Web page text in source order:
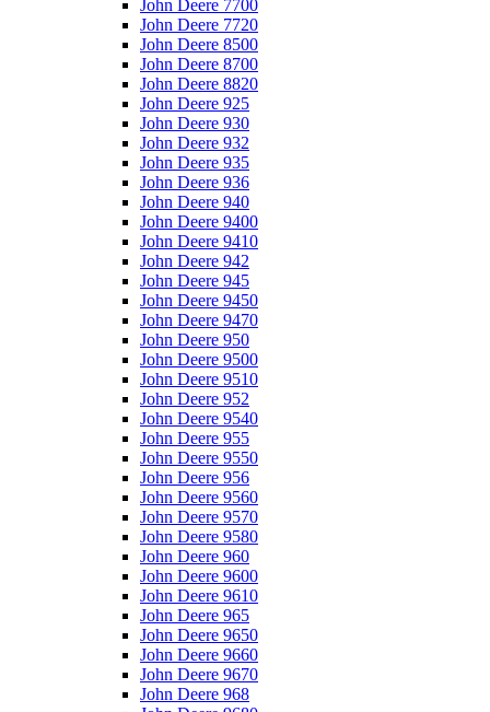
John Deere 7700
John Deere 7720
John Deere 8500
John Deere 8700
John Deere 8820
John Deere 925
John Deere 930
John Deere 932
John Deere 935
John Deere 936
John Deere 940
John Deere 9400
John Deere 9410
John Deere 942
John Deere 945
John Deere 9450
John Deere 9470
John Deere 950
John Deere 9500
John Deere 9510
John Deere 952
John Deere 9540
John Deere 955
John Deere 9550
John Deere 956
John Deere 9560
John Deere 9570
John Deere 9580
John Deere 960
John Deere 9600
John Deere 9610
John Deere 965
John Deere 9650
John Deere 9660
John Deere 9670
John Deere 968